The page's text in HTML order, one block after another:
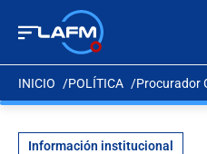
INICIO POLÍTICA Procurador
Información institucional